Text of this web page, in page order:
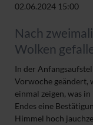
02.06.2024 15:00
Nach
Wolken
In der
Vorwoche geändert,
einmal zeigen, was
Endes eine
Himmel hoch